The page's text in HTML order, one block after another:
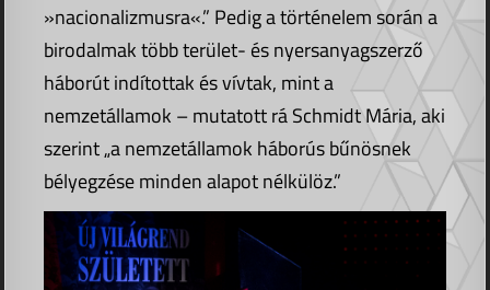
»nacionalizmusra«.” Pedig a történelem során a
birodalmak több terület- és nyersanyagszerző
háborút indítottak és vívtak, mint a
nemzetállamok – mutatott rá Schmidt Mária, aki
szerint „a nemzetállamok háborús bűnösnek
bélyegzése minden alapot nélkülöz.”